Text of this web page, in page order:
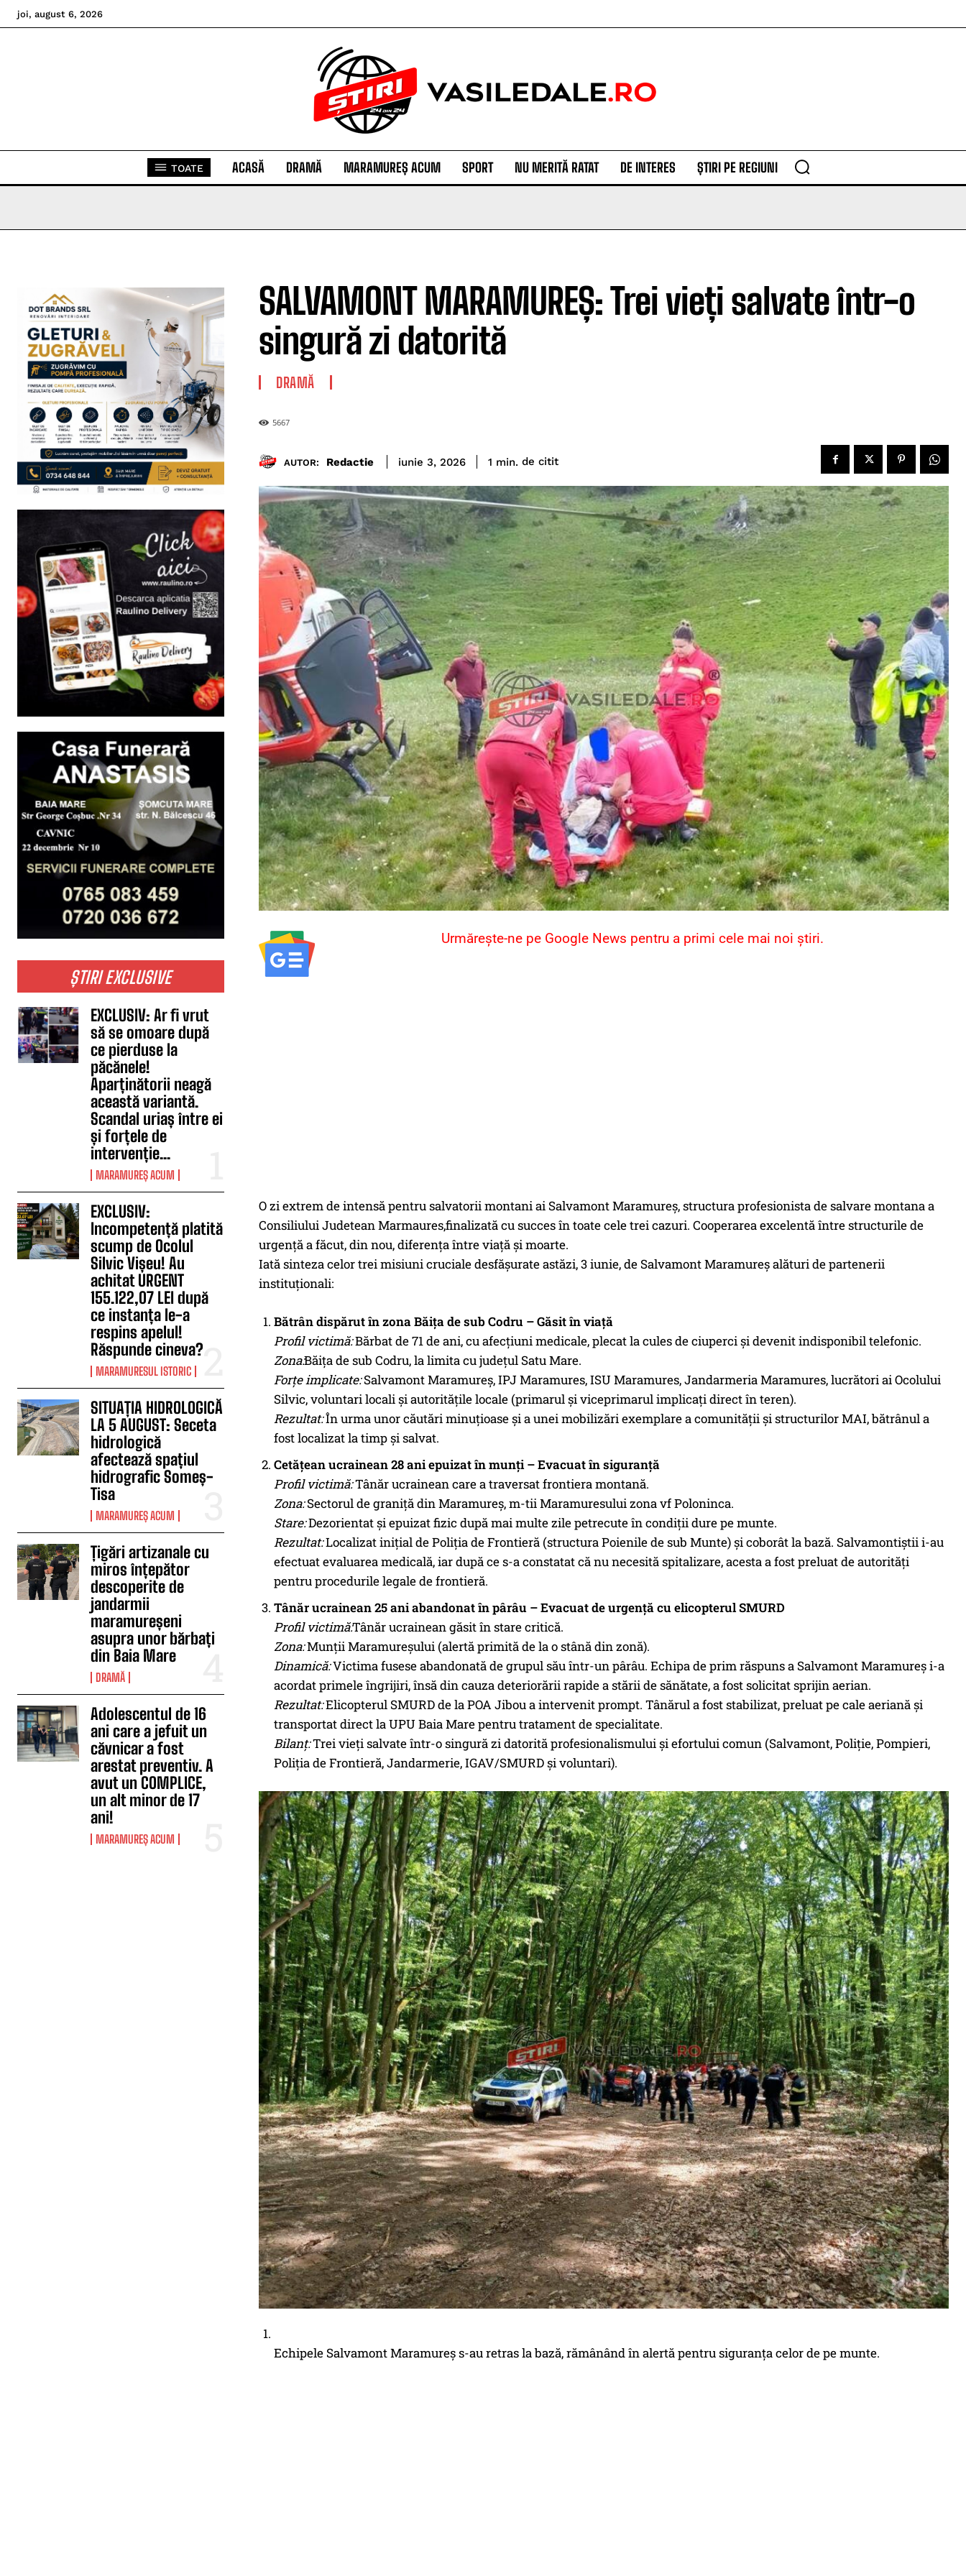
joi, august 6, 2026
TOATE ACASĂ DRAMĂ MARAMUREȘ ACUM SPORT NU MERITĂ RATAT DE INTERES ȘTIRI PE REGIUNI
ȘTIRI EXCLUSIVE
EXCLUSIV: Ar fi vrut
să se omoare după
ce pierduse la
păcănele!
Aparținătorii neagă
această variantă.
Scandal uriaș între ei
și forțele de
intervenție...
MARAMUREȘ ACUM
EXCLUSIV:
Incompetență platită
scump de Ocolul
Silvic Vișeu! Au
achitat URGENT
155.122,07 LEI după
ce instanța le-a
respins apelul!
Răspunde cineva?
MARAMURESUL ISTORIC
SITUAȚIA HIDROLOGICĂ
LA 5 AUGUST: Seceta
hidrologică
afectează spațiul
hidrografic Someș-
Tisa
MARAMUREȘ ACUM
Țigări artizanale cu
miros înțepător
descoperite de
jandarmii
maramureșeni
asupra unor bărbați
din Baia Mare
DRAMĂ
Adolescentul de 16
ani care a jefuit un
căvnicar a fost
arestat preventiv. A
avut un COMPLICE,
un alt minor de 17
ani!
MARAMUREȘ ACUM
SALVAMONT MARAMUREȘ: Trei vieți salvate într-o
singură zi datorită
DRAMĂ
5667
AUTOR: Redactie iunie 3, 2026 1 min. de citit
Urmărește-ne pe Google News pentru a primi cele mai noi știri.
O zi extrem de intensă pentru salvatorii montani ai Salvamont Maramureș, structura profesionista de salvare montana a
Consiliului Judetean Marmaures,finalizată cu succes în toate cele trei cazuri. Cooperarea excelentă între structurile de
urgență a făcut, din nou, diferența între viață și moarte.
Iată sinteza celor trei misiuni cruciale desfășurate astăzi, 3 iunie, de Salvamont Maramureș alături de partenerii
instituționali:
Bătrân dispărut în zona Băița de sub Codru – Găsit în viață
Profil victimă:Bărbat de 71 de ani, cu afecțiuni medicale, plecat la cules de ciuperci și devenit indisponibil telefonic.
Zona:Băița de sub Codru, la limita cu județul Satu Mare.
Forțe implicate:Salvamont Maramureș, IPJ Maramures, ISU Maramures, Jandarmeria Maramures, lucrători ai Ocolului
Silvic, voluntari locali și autoritățile locale (primarul și viceprimarul implicați direct în teren).
Rezultat:În urma unor căutări minuțioase și a unei mobilizări exemplare a comunității și structurilor MAI, bătrânul a
fost localizat la timp și salvat.
Cetățean ucrainean 28 ani epuizat în munți – Evacuat în siguranță
Profil victimă:Tânăr ucrainean care a traversat frontiera montană.
Zona:Sectorul de graniță din Maramureș, m-tii Maramuresului zona vf Poloninca.
Stare:Dezorientat și epuizat fizic după mai multe zile petrecute în condiții dure pe munte.
Rezultat:Localizat inițial de Poliția de Frontieră (structura Poienile de sub Munte) și coborât la bază. Salvamontiștii i-au
efectuat evaluarea medicală, iar după ce s-a constatat că nu necesită spitalizare, acesta a fost preluat de autorități
pentru procedurile legale de frontieră.
Tânăr ucrainean 25 ani abandonat în pârâu – Evacuat de urgență cu elicopterul SMURD
Profil victimă:Tânăr ucrainean găsit în stare critică.
Zona:Munții Maramureșului (alertă primită de la o stână din zonă).
Dinamică:Victima fusese abandonată de grupul său într-un pârâu. Echipa de prim răspuns a Salvamont Maramureș i-a
acordat primele îngrijiri, însă din cauza deteriorării rapide a stării de sănătate, a fost solicitat sprijin aerian.
Rezultat:Elicopterul SMURD de la POA Jibou a intervenit prompt. Tânărul a fost stabilizat, preluat pe cale aeriană și
transportat direct la UPU Baia Mare pentru tratament de specialitate.
Bilanț:Trei vieți salvate într-o singură zi datorită profesionalismului și efortului comun (Salvamont, Poliție, Pompieri,
Poliția de Frontieră, Jandarmerie, IGAV/SMURD și voluntari).
Echipele Salvamont Maramureș s-au retras la bază, rămânând în alertă pentru siguranța celor de pe munte.